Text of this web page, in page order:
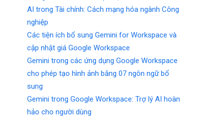
AI trong Tài chính: Cách mạng hóa ngành Công
nghiệp
Các tiện ích bổ sung Gemini for Workspace và
cập nhật giá Google Workspace
Gemini trong các ứng dụng Google Workspace
cho phép tạo hình ảnh bằng 07 ngôn ngữ bổ
sung
Gemini trong Google Workspace: Trợ lý AI hoàn
hảo cho người dùng